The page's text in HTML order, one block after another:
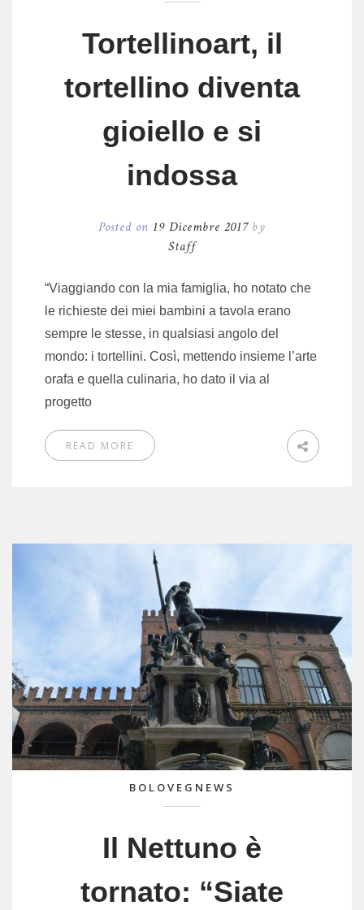
Tortellinoart, il
tortellino diventa
gioiello e si
indossa
Posted on 19 Dicembre 2017 by
Staff
“Viaggiando con la mia famiglia, ho notato che
le richieste dei miei bambini a tavola erano
sempre le stesse, in qualsiasi angolo del
mondo: i tortellini. Così, mettendo insieme l’arte
orafa e quella culinaria, ho dato il via al
progetto
READ MORE
BOLOVEGNEWS
Il Nettuno è
tornato: “Siate